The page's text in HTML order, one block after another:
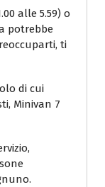
alle 5.59) o
potrebbe
ti
di cui
Minivan 7